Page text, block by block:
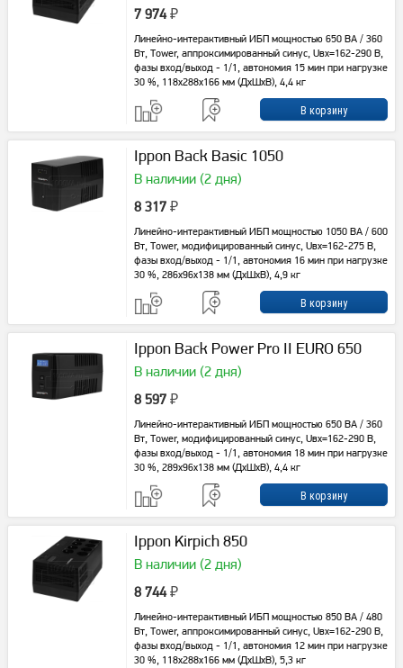
7 974 ₽
Линейно-интерактивный ИБП мощностью 650 ВА / 360
Вт, Tower, аппроксимированный синус, Uвх=162-290 В,
фазы вход/выход - 1/1, автономия 15 мин при нагрузке
30 %, 118х288х166 мм (ДхШхВ), 4,4 кг
Ippon Back Basic 1050
В наличии (2 дня)
8 317 ₽
Линейно-интерактивный ИБП мощностью 1050 ВА / 600
Вт, Tower, модифицированный синус, Uвх=162-275 В,
фазы вход/выход - 1/1, автономия 16 мин при нагрузке
30 %, 286х96х138 мм (ДхШхВ), 4,9 кг
Ippon Back Power Pro II EURO 650
В наличии (2 дня)
8 597 ₽
Линейно-интерактивный ИБП мощностью 650 ВА / 360
Вт, Tower, модифицированный синус, Uвх=162-290 В,
фазы вход/выход - 1/1, автономия 18 мин при нагрузке
30 %, 289х96х138 мм (ДхШхВ), 4,4 кг
Ippon Kirpich 850
В наличии (2 дня)
8 744 ₽
Линейно-интерактивный ИБП мощностью 850 ВА / 480
Вт, Tower, аппроксимированный синус, Uвх=162-290 В,
фазы вход/выход - 1/1, автономия 12 мин при нагрузке
30 %, 118х288х166 мм (ДхШхВ), 5,3 кг